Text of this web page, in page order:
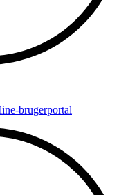
brugerportal